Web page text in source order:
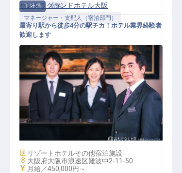
正社員
宿泊
マネージャー・支配人（宿泊部門）
レベニューディレクター
センタラグランドホテル大阪
最寄り駅から徒歩4分の駅チカ！ホテル業界経験者
歓迎します
施設業態
リゾートホテルその他宿泊施設
勤務地
大阪府大阪市浪速区難波中2-11-50
給与
月給／450,000円～